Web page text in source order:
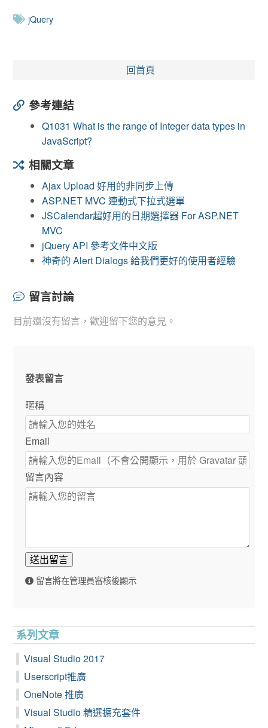
jQuery
回首頁
參考連結
Q1031 What is the range of Integer data types in
JavaScript?
相關文章
Ajax Upload 好用的非同步上傳
ASP.NET MVC 連動式下拉式選單
JSCalendar超好用的日期選擇器 For ASP.NET
MVC
jQuery API 參考文件中文版
神奇的 Alert Dialogs 給我們更好的使用者經驗
留言討論
目前還沒有留言，歡迎留下您的意見。
發表留言
暱稱
Email
留言內容
送出留言
留言將在管理員審核後顯示
系列文章
Visual Studio 2017
Userscript推廣
OneNote 推廣
Visual Studio 精選擴充套件